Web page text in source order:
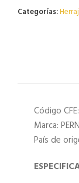
Categorías:
Código
Marca:
País de